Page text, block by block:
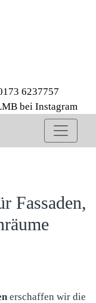
6237757
bei Instagram
Fassaden,
erschaffen wir die